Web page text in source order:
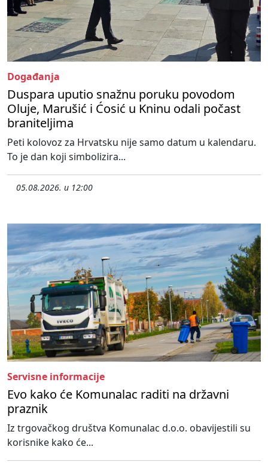
Događanja
Duspara uputio snažnu poruku povodom
Oluje, Marušić i Ćosić u Kninu odali počast
braniteljima
Peti kolovoz za Hrvatsku nije samo datum u kalendaru.
To je dan koji simbolizira...
05.08.2026. u 12:00
Servisne informacije
Evo kako će Komunalac raditi na državni
praznik
Iz trgovačkog društva Komunalac d.o.o. obavijestili su
korisnike kako će...